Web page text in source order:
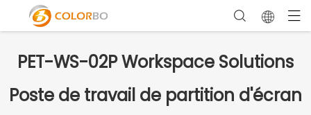
PET-WS-02P Workspace Solutions
Poste de travail de partition d'écran